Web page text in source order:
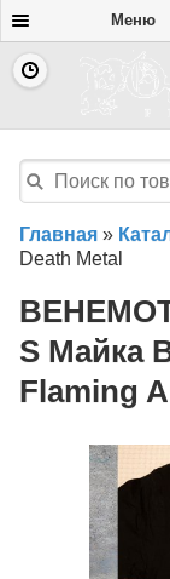
Меню
Главная »
Death Metal
S Майка
Flaming